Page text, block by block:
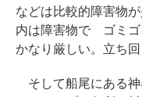
などは比較的障害物
内は障害物で ゴミ
かなり厳しい。立ち
そして船尾にある神